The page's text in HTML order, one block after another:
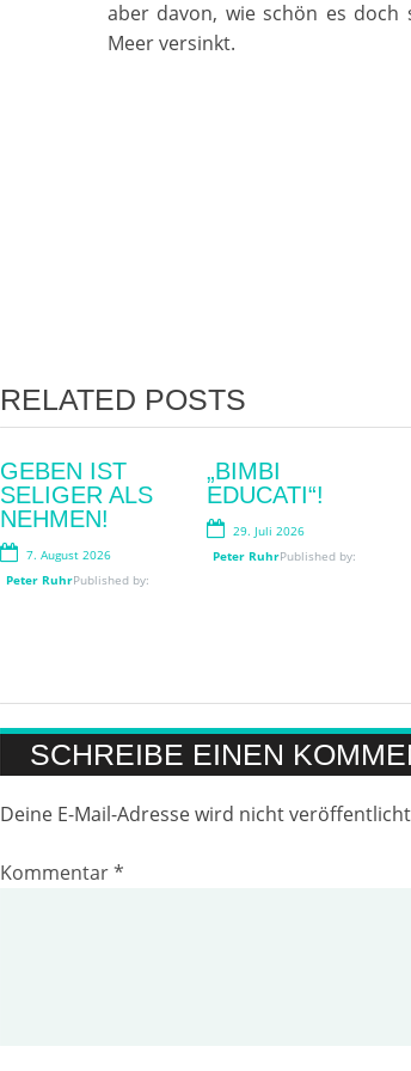
aber davon, wie schön es
Meer versinkt.
RELATED POSTS
GEBEN IST
SELIGER ALS
NEHMEN!
7. August 2026
Published by:
Peter Ruhr
„BIMBI
EDUCATI“!
29. Juli 2026
Published by:
Peter Ruhr
WIRKLICH
WICHTIG?
12. Juni 2026
Published by:
Peter Ruhr
SKANDAL!
2. Juni 2026
Published by:
Peter Ruhr
SCHREIBE EINEN
Deine E-Mail-Adresse wird nicht
Kommentar*